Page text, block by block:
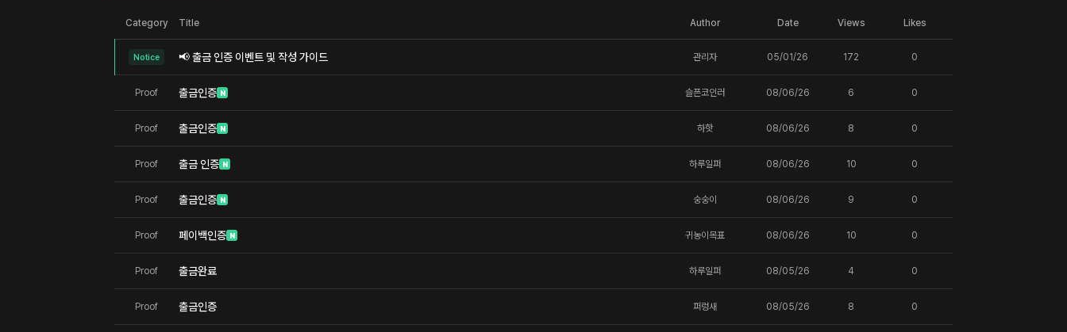
Category Title Author Date Views Likes
Notice 📢 출금 인증 이벤트 및 작성 가이드 관리자 05/01/26 172 0
Proof 출금인증 N 슬픈코인러 08/06/26 6 0
Proof 출금인증 N 하핫 08/06/26 8 0
Proof 출금 인증 N 하루일퍼 08/06/26 10 0
Proof 출금인증 N 숭숭이 08/06/26 9 0
Proof 페이백인증 N 귀농이목표 08/06/26 10 0
Proof 출금완료 하루일퍼 08/05/26 4 0
Proof 출금인증 퍼렁새 08/05/26 8 0